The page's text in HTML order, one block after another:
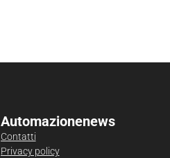
Automazionenews
Contatti
Privacy policy